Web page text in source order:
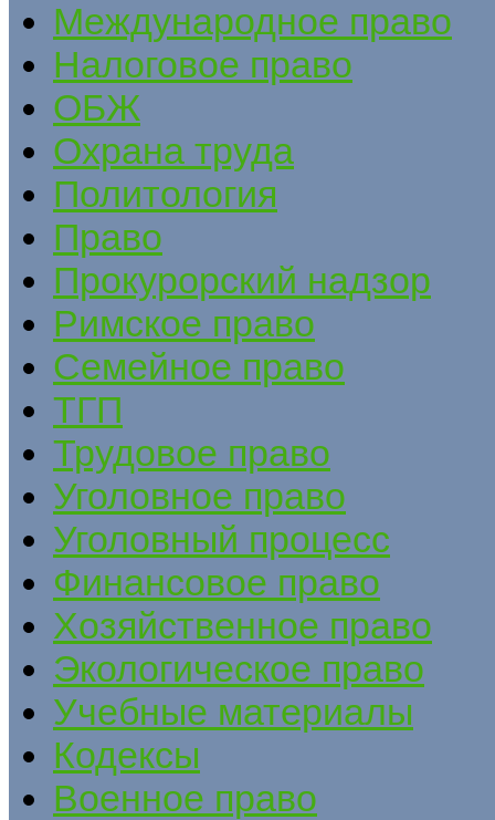
Международное право
Налоговое право
ОБЖ
Охрана труда
Политология
Право
Прокурорский надзор
Римское право
Семейное право
ТГП
Трудовое право
Уголовное право
Уголовный процесс
Финансовое право
Хозяйственное право
Экологическое право
Учебные материалы
Кодексы
Военное право